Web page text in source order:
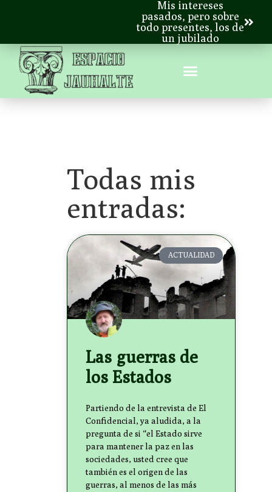
Mis intereses
pasados, pero sobre
todo presentes, los de
un jubilado
Todas mis
entradas:
ACTUALIDAD
Las guerras de
los Estados
Partiendo de la entrevista de El
Confidencial, ya aludida, a la
pregunta de si “el Estado sirve
para mantener la paz en las
sociedades, usted cree que
también es el origen de las
guerras, al menos de las más